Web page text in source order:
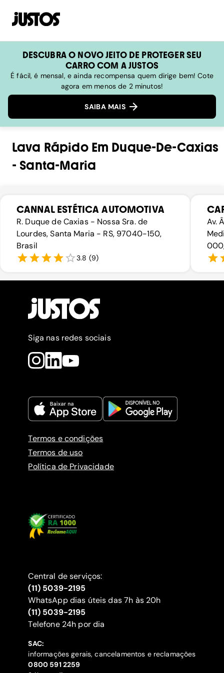
DESCUBRA O NOVO JEITO DE PROTEGER SEU
CARRO COM A JUSTOS
É fácil, é mensal, e ainda recompensa quem dirige bem! Cote
agora em menos de 2 minutos!
SAIBA MAIS
Lava RápidoEm Duque-De-Caxias
- Santa-Maria
CANNAL ESTÉTICA AUTOMOTIVA
R. Duque de Caxias - Nossa Sra. de
Lourdes, Santa Maria - RS, 97040-150,
Brasil
3.8 (9)
Av.
Siga nas redes sociais
Termos e condições
Termos de uso
Política de Privacidade
Central de serviços:
(11) 5039-2195
WhatsApp dias úteis das 7h às 20h
(11) 5039-2195
‍Telefone 24h por dia
SAC:
informações gerais, cancelamentos e reclamações
‍0800 591 2259